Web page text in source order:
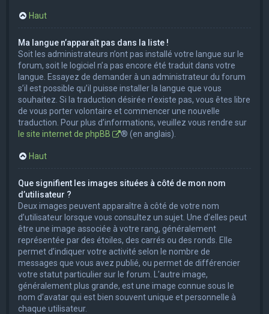
Haut
Ma langue n’apparaît pas dans la liste !
Soit les administrateurs n’ont pas installé votre langue sur le
forum, soit le logiciel n’a pas encore été traduit dans votre
langue. Essayez de demander à un administrateur du forum
s’il est possible qu’il puisse installer la langue que vous
souhaitez. Si la traduction désirée n’existe pas, vous êtes libre
de vous porter volontaire et commencer une nouvelle
traduction. Pour plus d’informations, veuillez vous rendre sur
le site internet de phpBB
® (en anglais).
Haut
Que signifient les images situées à côté de mon nom
d’utilisateur ?
Deux images peuvent apparaître à côté de votre nom
d’utilisateur lorsque vous consultez un sujet. Une d’elles peut
être une image associée à votre rang, généralement
représentée par des étoiles, des carrés ou des ronds. Elle
permet d’indiquer votre activité selon le nombre de
messages que vous avez publié, ou permet de différencier
votre statut particulier sur le forum. L’autre image,
généralement plus grande, est une image connue sous le
nom d’avatar qui est bien souvent unique et personnelle à
chaque utilisateur.